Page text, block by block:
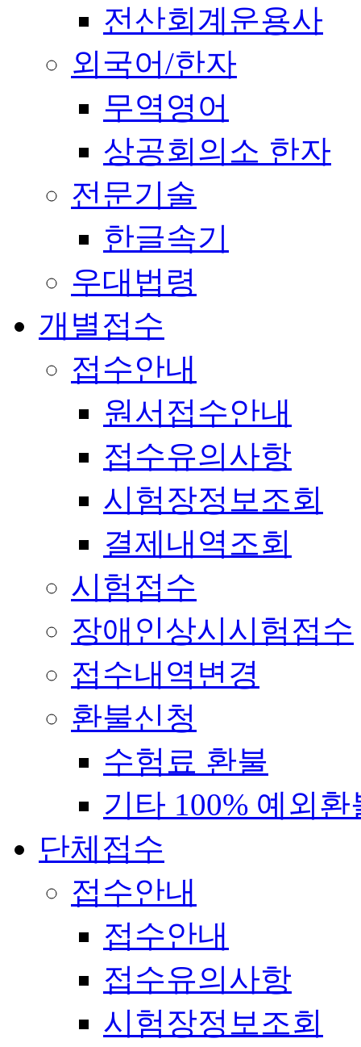
전산회계운용사
외국어/한자
무역영어
상공회의소 한자
전문기술
한글속기
우대법령
개별접수
접수안내
원서접수안내
접수유의사항
시험장정보조회
결제내역조회
시험접수
장애인상시시험접수
접수내역변경
환불신청
수험료 환불
기타 100% 예외환
단체접수
접수안내
접수안내
접수유의사항
시험장정보조회